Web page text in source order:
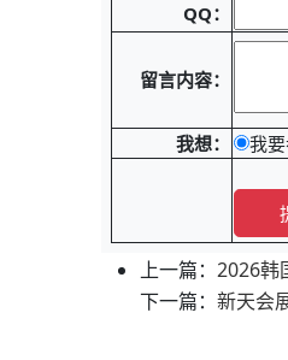
QQ：
留言内容：
我想： 我
上一篇： 2026韩
下一篇： 新天会